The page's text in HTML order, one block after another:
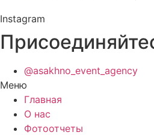
Instagram
@asakhno_event_agency
Меню
Главная
О нас
Фотоотчеты